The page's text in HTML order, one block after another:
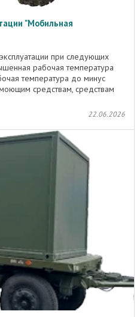
"Мобильная
при следующих
рабочая температура
температура до минус
средствам, средствам
22.06.2026